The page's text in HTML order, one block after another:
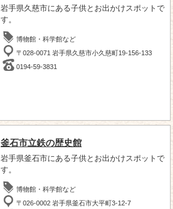
岩手県久慈市にある子供とお出かけスポットで
す。
博物館・科学館など
〒028-0071 岩手県久慈市小久慈町19-156-133
0194-59-3831
釜石市立鉄の歴史館
岩手県釜石市にある子供とお出かけスポットで
す。
博物館・科学館など
〒026-0002 岩手県釜石市大平町3-12-7